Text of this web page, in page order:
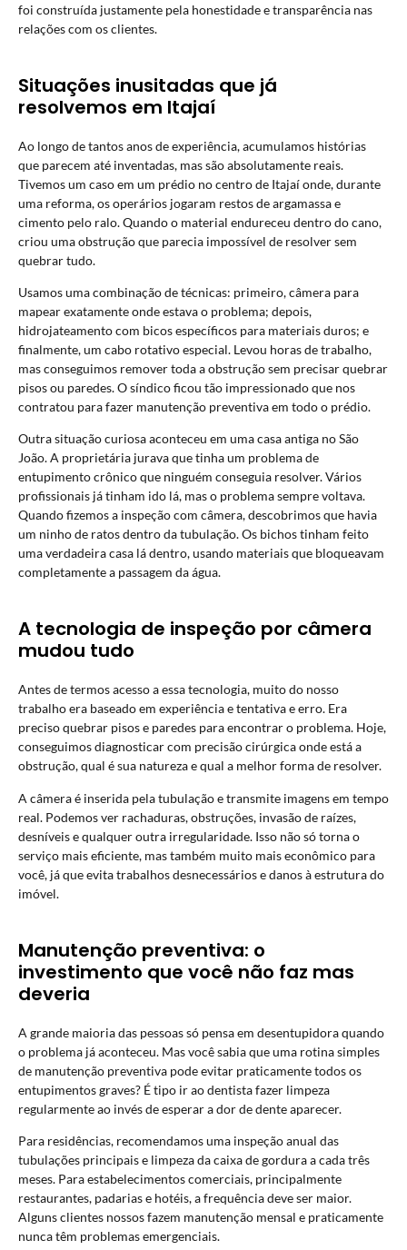
foi construída justamente pela honestidade e transparência nas
relações com os clientes.
Situações inusitadas que já
resolvemos em Itajaí
Ao longo de tantos anos de experiência, acumulamos histórias
que parecem até inventadas, mas são absolutamente reais.
Tivemos um caso em um prédio no centro de Itajaí onde, durante
uma reforma, os operários jogaram restos de argamassa e
cimento pelo ralo. Quando o material endureceu dentro do cano,
criou uma obstrução que parecia impossível de resolver sem
quebrar tudo.
Usamos uma combinação de técnicas: primeiro, câmera para
mapear exatamente onde estava o problema; depois,
hidrojateamento com bicos específicos para materiais duros; e
finalmente, um cabo rotativo especial. Levou horas de trabalho,
mas conseguimos remover toda a obstrução sem precisar quebrar
pisos ou paredes. O síndico ficou tão impressionado que nos
contratou para fazer manutenção preventiva em todo o prédio.
Outra situação curiosa aconteceu em uma casa antiga no São
João. A proprietária jurava que tinha um problema de
entupimento crônico que ninguém conseguia resolver. Vários
profissionais já tinham ido lá, mas o problema sempre voltava.
Quando fizemos a inspeção com câmera, descobrimos que havia
um ninho de ratos dentro da tubulação. Os bichos tinham feito
uma verdadeira casa lá dentro, usando materiais que bloqueavam
completamente a passagem da água.
A tecnologia de inspeção por câmera
mudou tudo
Antes de termos acesso a essa tecnologia, muito do nosso
trabalho era baseado em experiência e tentativa e erro. Era
preciso quebrar pisos e paredes para encontrar o problema. Hoje,
conseguimos diagnosticar com precisão cirúrgica onde está a
obstrução, qual é sua natureza e qual a melhor forma de resolver.
A câmera é inserida pela tubulação e transmite imagens em tempo
real. Podemos ver rachaduras, obstruções, invasão de raízes,
desníveis e qualquer outra irregularidade. Isso não só torna o
serviço mais eficiente, mas também muito mais econômico para
você, já que evita trabalhos desnecessários e danos à estrutura do
imóvel.
Manutenção preventiva: o
investimento que você não faz mas
deveria
A grande maioria das pessoas só pensa em desentupidora quando
o problema já aconteceu. Mas você sabia que uma rotina simples
de manutenção preventiva pode evitar praticamente todos os
entupimentos graves? É tipo ir ao dentista fazer limpeza
regularmente ao invés de esperar a dor de dente aparecer.
Para residências, recomendamos uma inspeção anual das
tubulações principais e limpeza da caixa de gordura a cada três
meses. Para estabelecimentos comerciais, principalmente
restaurantes, padarias e hotéis, a frequência deve ser maior.
Alguns clientes nossos fazem manutenção mensal e praticamente
nunca têm problemas emergenciais.